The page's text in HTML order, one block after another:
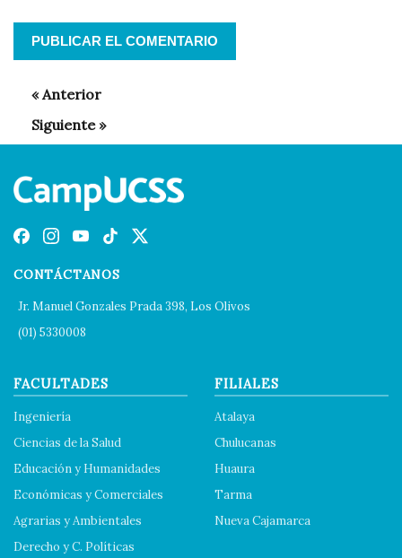
CONTÁCTANOS
Jr. Manuel Gonzales Prada 398, Los Olivos
(01) 5330008
FACULTADES
Ingeniería
Ciencias de la Salud
Educación y Humanidades
Económicas y Comerciales
Agrarias y Ambientales
Derecho y C. Políticas
FILIALES
Atalaya
Chulucanas
Huaura
Tarma
Nueva Cajamarca